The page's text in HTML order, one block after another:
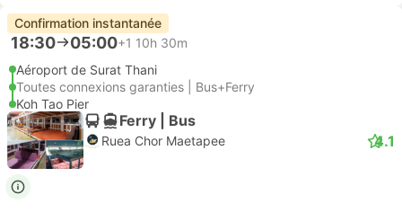
Confirmation instantanée
18:30 05:00+1 10h 30m
Aéroport de Surat Thani
Toutes connexions garanties | Bus+Ferry
Koh Tao Pier
Ferry | Bus
Ruea Chor Maetapee 4.1